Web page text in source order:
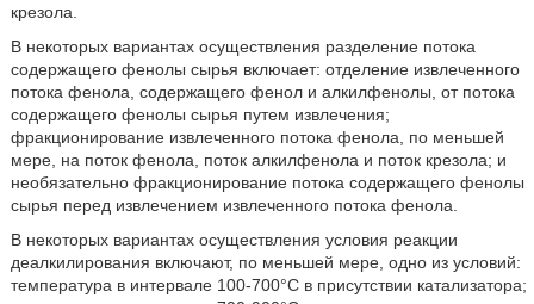
крезола.
В некоторых вариантах осуществления разделение потока
содержащего фенолы сырья включает: отделение извлеченного
потока фенола, содержащего фенол и алкилфенолы, от потока
содержащего фенолы сырья путем извлечения;
фракционирование извлеченного потока фенола, по меньшей
мере, на поток фенола, поток алкилфенола и поток крезола; и
необязательно фракционирование потока содержащего фенолы
сырья перед извлечением извлеченного потока фенола.
В некоторых вариантах осуществления условия реакции
деалкилирования включают, по меньшей мере, одно из условий:
температура в интервале 100-700°C в присутствии катализатора;